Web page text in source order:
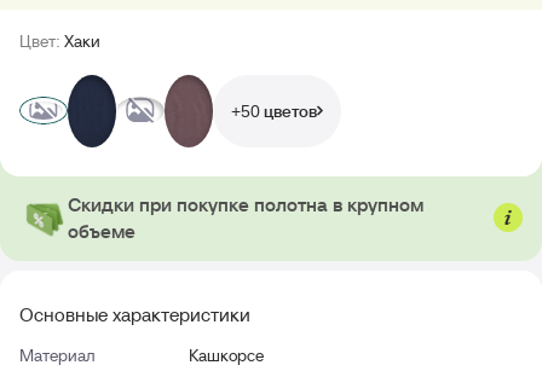
Основные характеристики
Материал
Кашкорсе
Цвет: Хаки
+50 цветов
Скидки при покупке полотна в крупном
объеме